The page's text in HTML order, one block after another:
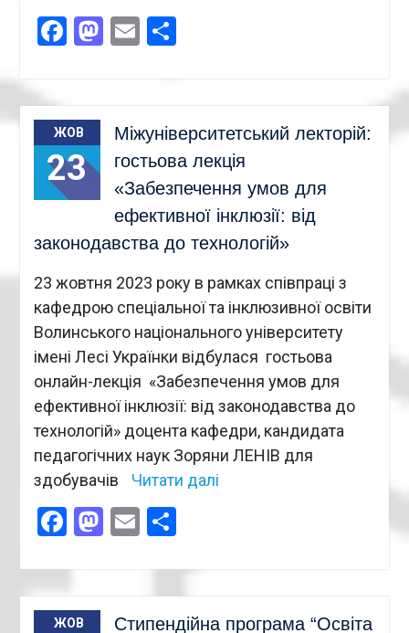
Facebook
Mastodon
EmailПоділитися
ЖОВ
23
Міжуніверситетський лекторій:
гостьова лекція
«Забезпечення умов для
ефективної інклюзії: від
законодавства до технологій»
23 жовтня 2023 року в рамках співпраці з
кафедрою спеціальної та інклюзивної освіти
Волинського національного університету
імені Лесі Українки відбулася гостьова
онлайн-лекція «Забезпечення умов для
ефективної інклюзії: від законодавства до
технологій» доцента кафедри, кандидата
педагогічних наук Зоряни ЛЕНІВ для
здобувачів
Читати далі
Facebook
Mastodon
EmailПоділитися
ЖОВ Стипендійна програма “Освіта